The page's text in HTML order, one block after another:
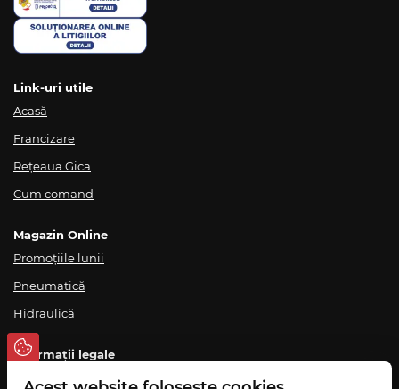
Link-uri utile
Acasă
Francizare
Rețeaua Gica
Cum comand
Magazin Online
Promoțiile lunii
Pneumatică
Hidraulică
Informații legale
Termeni și condiții